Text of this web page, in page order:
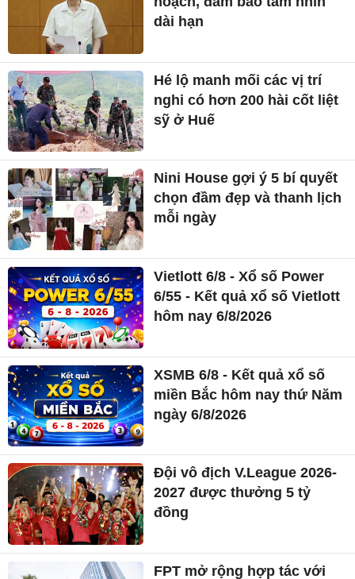
dài hạn
Hé lộ manh mối các vị trí
nghi có hơn 200 hài cốt liệt
sỹ ở Huế
Nini House gợi ý 5 bí quyết
chọn đầm đẹp và thanh lịch
mỗi ngày
Vietlott 6/8 - Xổ số Power
6/55 - Kết quả xổ số Vietlott
hôm nay 6/8/2026
XSMB 6/8 - Kết quả xổ số
miền Bắc hôm nay thứ Năm
ngày 6/8/2026
Đội vô địch V.League 2026-
2027 được thưởng 5 tỷ
đồng
FPT mở rộng hợp tác với